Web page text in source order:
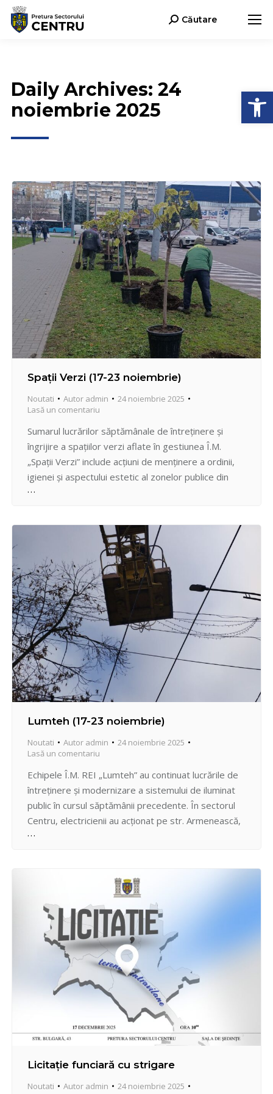
Search:Căutare
Daily Archives: 24
noiembrie 2025
Spații Verzi (17-23 noiembrie)
Noutati Autor admin
24 noiembrie 2025
Lasă un comentariu
Sumarul lucrărilor săptămânale de întreținere și
îngrijire a spațiilor verzi aflate în gestiunea Î.M.
„Spații Verzi” include acțiuni de menținere a ordinii,
igienei și aspectului estetic al zonelor publice din
sector, cât și extinderea acestora, prin plantări noi.
realizate lucrări de plantare a arborilor și arbuștilor
Lumteh (17-23 noiembrie)
Noutati Autor admin
24 noiembrie 2025
Lasă un comentariu
Echipele Î.M. REI „Lumteh” au continuat lucrările de
întreținere și modernizare a sistemului de iluminat
public în cursul săptămânii precedente. În sectorul
Centru, electricienii au acționat pe str. Armenească,
Ciuflea, Copăceni, Pan Halippa, Trifan Baltă,
iluminat, au fost montate…
Licitație funciară cu strigare
Noutati Autor admin
24 noiembrie 2025